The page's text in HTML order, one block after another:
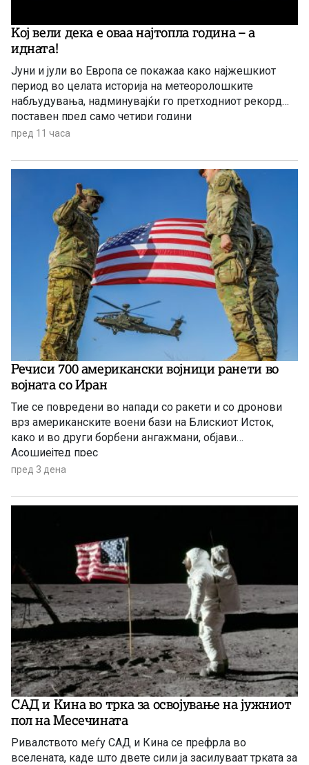
Kој вели дека е оваа најтопла година – а
идната!
Јуни и јули во Европа се покажаа како најжешкиот
период во целата историја на метеоролошките
набљудувања, надминувајќи го претходниот рекорд
поставен пред само четири години
пред 11 часа
Речиси 700 американски војници ранети во
војната со Иран
Тие се повредени во напади со ракети и со дронови
врз американските воени бази на Блискиот Исток,
како и во други борбени ангажмани, објави
Асошиејтед прес
пред 3 дена
САД и Кина во трка за освојување на јужниот
пол на Месечината
Ривалството меѓу САД и Кина се префрла во
вселената, каде што двете сили ја засилуваат трката за